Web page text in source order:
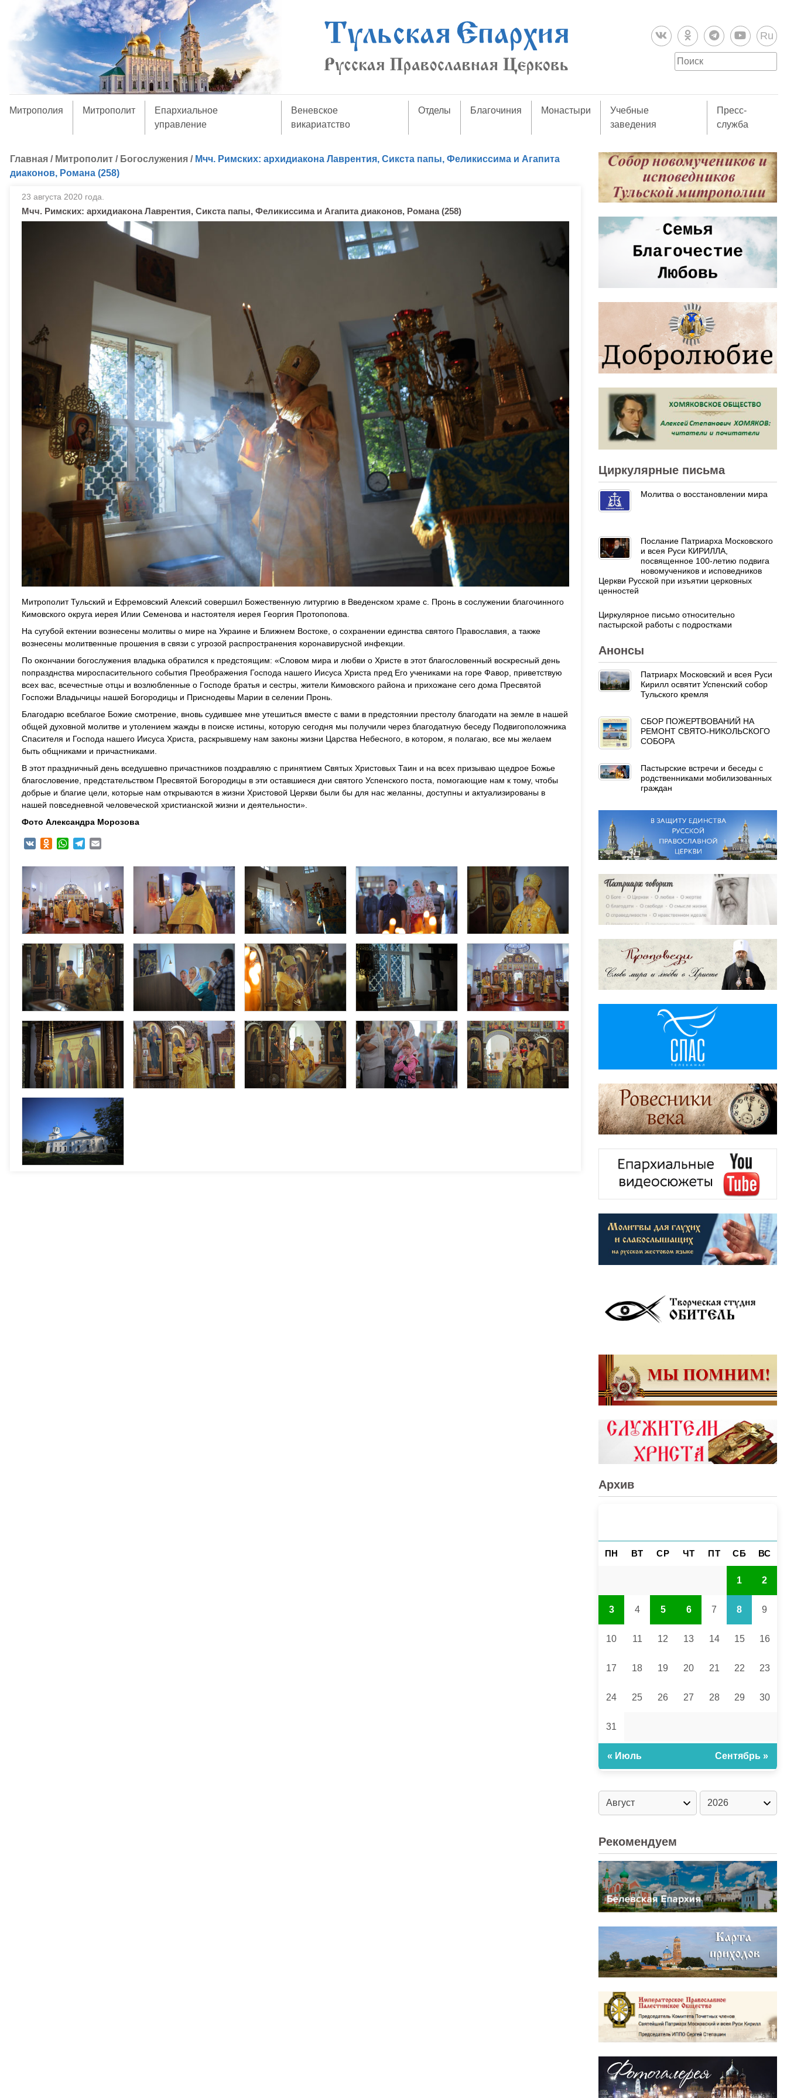
Ru
Митрополия Митрополит
Епархиальное
управление
Веневское
викариатство
Отделы Благочиния Монастыри
Учебные
заведения
Пресс-
служба
Главная / Митрополит / Богослужения / Мчч. Римских: архидиакона Лаврентия, Сикста папы, Феликиссима и Агапита
диаконов, Романа (258)
23 августа 2020 года.
Мчч. Римских: архидиакона Лаврентия, Сикста папы, Феликиссима и Агапита диаконов, Романа (258)
Митрополит Тульский и Ефремовский Алексий совершил Божественную литургию в Введенском храме с. Пронь в сослужении благочинного
Кимовского округа иерея Илии Семенова и настоятеля иерея Георгия Протопопова.
На сугубой ектении вознесены молитвы о мире на Украине и Ближнем Востоке, о сохранении единства святого Православия, а также
вознесены молитвенные прошения в связи с угрозой распространения коронавирусной инфекции.
По окончании богослужения владыка обратился к предстоящим: «Словом мира и любви о Христе в этот благословенный воскресный день
попразднства мироспасительного события Преображения Господа нашего Иисуса Христа пред Его учениками на горе Фавор, приветствую
всех вас, всечестные отцы и возлюбленные о Господе братья и сестры, жители Кимовского района и прихожане сего дома Пресвятой
Госпожи Владычицы нашей Богородицы и Приснодевы Марии в селении Пронь.
Благодарю всеблагое Божие смотрение, вновь судившее мне утешиться вместе с вами в предстоянии престолу благодати на земле в нашей
общей духовной молитве и утолением жажды в поиске истины, которую сегодня мы получили через благодатную беседу Подвигоположника
Спасителя и Господа нашего Иисуса Христа, раскрывшему нам законы жизни Царства Небесного, в котором, я полагаю, все мы желаем
быть общниками и причастниками.
В этот праздничный день вседушевно причастников поздравляю с принятием Святых Христовых Таин и на всех призываю щедрое Божье
благословение, предстательством Пресвятой Богородицы в эти оставшиеся дни святого Успенского поста, помогающие нам к тому, чтобы
добрые и благие цели, которые нам открываются в жизни Христовой Церкви были бы для нас желанны, доступны и актуализированы в
нашей повседневной человеческой христианской жизни и деятельности».
Фото Александра Морозова
VK Odnoklassniki
WhatsAppTelegram
Циркулярные письма
Молитва о восстановлении мира
Послание Патриарха Московского
и всея Руси КИРИЛЛА,
посвященное 100-летию подвига
новомучеников и исповедников
Церкви Русской при изъятии церковных
ценностей
Циркулярное письмо относительно
пастырской работы с подростками
Анонсы
Патриарх Московский и всея Руси
Кирилл освятит Успенский собор
Тульского кремля
СБОР ПОЖЕРТВОВАНИЙ НА
РЕМОНТ СВЯТО-НИКОЛЬСКОГО
СОБОРА
Пастырские встречи и беседы с
родственниками мобилизованных
граждан
Архив
ПН ВТ СР ЧТ ПТ СБ ВС
1 2
3 4 5 6 7 8 9
10 11 12 13 14 15 16
17 18 19 20 21 22 23
24 25 26 27 28 29 30
31
« Июль Сентябрь »
Рекомендуем